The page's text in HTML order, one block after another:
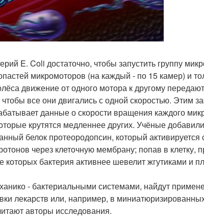
E. Coli достаточно, чтобы запустить группу
микромоторов (на каждый - по 15 камер) и
движение от одного мотора к другому
все они двигались с одной скоростью. Этим
данные о скорости вращения каждого
крутятся медленнее других. Учёные
белок протеородопсин, который активируется
через клеточную мембрану; попав в клетку,
которых бактерия активнее шевелит жгутиками и
- бактериальными системами, найдут
лекарств или, например, в
авторы исследования.